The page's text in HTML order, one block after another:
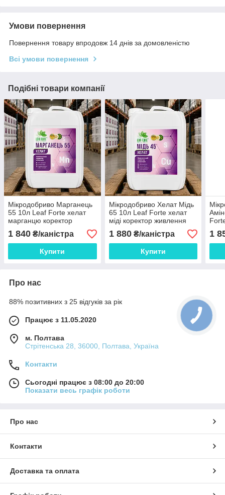
Умови повернення
Повернення товару впродовж 14 днів за домовленістю
Всі умови повернення
Подібні товари компанії
Мікродобриво Марганець
55 10л Leaf Forte хелат
марганцю коректор
живлення для польових,
овочевих, ягідних культур,
садів і виногра
1 840 ₴/каністра
Купити
Мікродобриво Хелат Мідь
65 10л Leaf Forte хелат
міді коректор живлення
для польових, овочевих,
плодово-ягідних культур,
садів і ви
1 880₴/каністра
Купити
для
та
1
Про нас
88% позитивних з 25 відгуків за рік
Працює з 11.05.2020
м. Полтава
Стрітенська 28, 36000, Полтава, Україна
Контакти
Сьогодні працює з 08:00 до 20:00
Показати весь графік роботи
Про нас
Контакти
Доставка та оплата